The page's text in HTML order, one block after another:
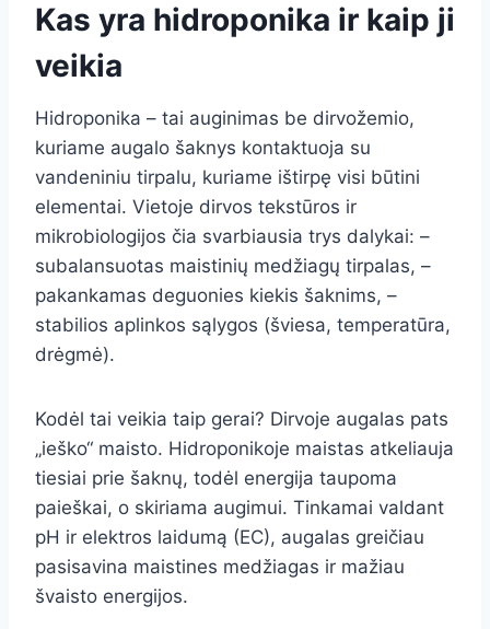
Kas yra hidroponika ir kaip ji
veikia
Hidroponika – tai auginimas be dirvožemio,
kuriame augalo šaknys kontaktuoja su
vandeniniu tirpalu, kuriame ištirpę visi būtini
elementai. Vietoje dirvos tekstūros ir
mikrobiologijos čia svarbiausia trys dalykai: –
subalansuotas maistinių medžiagų tirpalas, –
pakankamas deguonies kiekis šaknims, –
stabilios aplinkos sąlygos (šviesa, temperatūra,
drėgmė).
Kodėl tai veikia taip gerai? Dirvoje augalas pats
„ieško“ maisto. Hidroponikoje maistas atkeliauja
tiesiai prie šaknų, todėl energija taupoma
paieškai, o skiriama augimui. Tinkamai valdant
pH ir elektros laidumą (EC), augalas greičiau
pasisavina maistines medžiagas ir mažiau
švaisto energijos.